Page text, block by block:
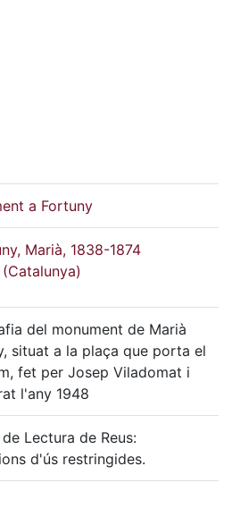
a Fortuny
Marià, 1838-1874
(Catalunya)
del monument de Marià
situat a la plaça que porta el
fet per Josep Viladomat i
l'any 1948
Lectura de Reus:
d'ús restringides.